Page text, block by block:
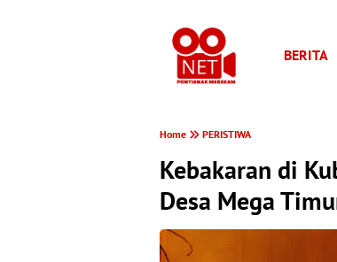
BERITA
Home PERISTIWA
Kebakaran di
Desa Mega